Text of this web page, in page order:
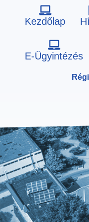
Kezdőlap
E-Ügyintézés